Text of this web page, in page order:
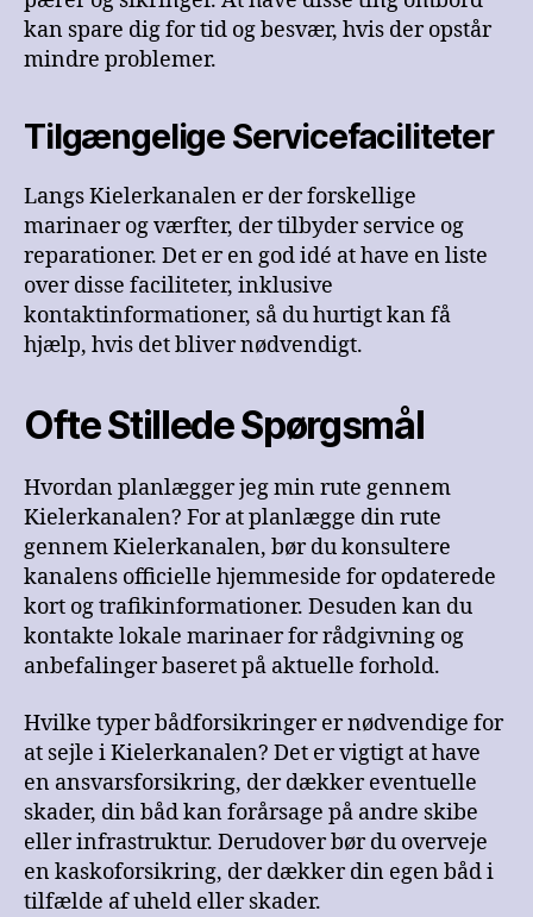
kan spare dig for tid og besvær, hvis der opstår
mindre problemer.
Tilgængelige Servicefaciliteter
Langs Kielerkanalen er der forskellige
marinaer og værfter, der tilbyder service og
reparationer. Det er en god idé at have en liste
over disse faciliteter, inklusive
kontaktinformationer, så du hurtigt kan få
hjælp, hvis det bliver nødvendigt.
Ofte Stillede Spørgsmål
Hvordan planlægger jeg min rute gennem
Kielerkanalen? For at planlægge din rute
gennem Kielerkanalen, bør du konsultere
kanalens officielle hjemmeside for opdaterede
kort og trafikinformationer. Desuden kan du
kontakte lokale marinaer for rådgivning og
anbefalinger baseret på aktuelle forhold.
Hvilke typer bådforsikringer er nødvendige for
at sejle i Kielerkanalen? Det er vigtigt at have
en ansvarsforsikring, der dækker eventuelle
skader, din båd kan forårsage på andre skibe
eller infrastruktur. Derudover bør du overveje
en kaskoforsikring, der dækker din egen båd i
tilfælde af uheld eller skader.